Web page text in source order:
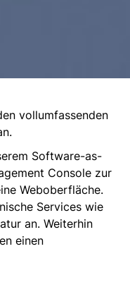
vollumfassenden
Software-as-
Console zur
Weboberfläche.
Services wie
an. Weiterhin
einen